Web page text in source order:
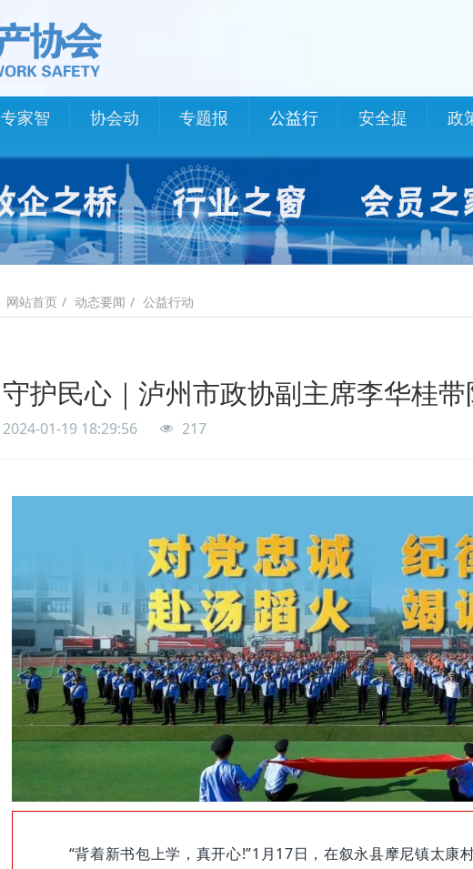
专家智
库
协会动
态
专题报
道
公益行
动
安全提
示
政
网站首页 动态要闻 公益行动
守护民心｜泸州市政协副主席李华桂
2024-01-19 18:29:56 217
“背着新书包上学，真开心!”1月17日，在叙永县摩尼镇太康